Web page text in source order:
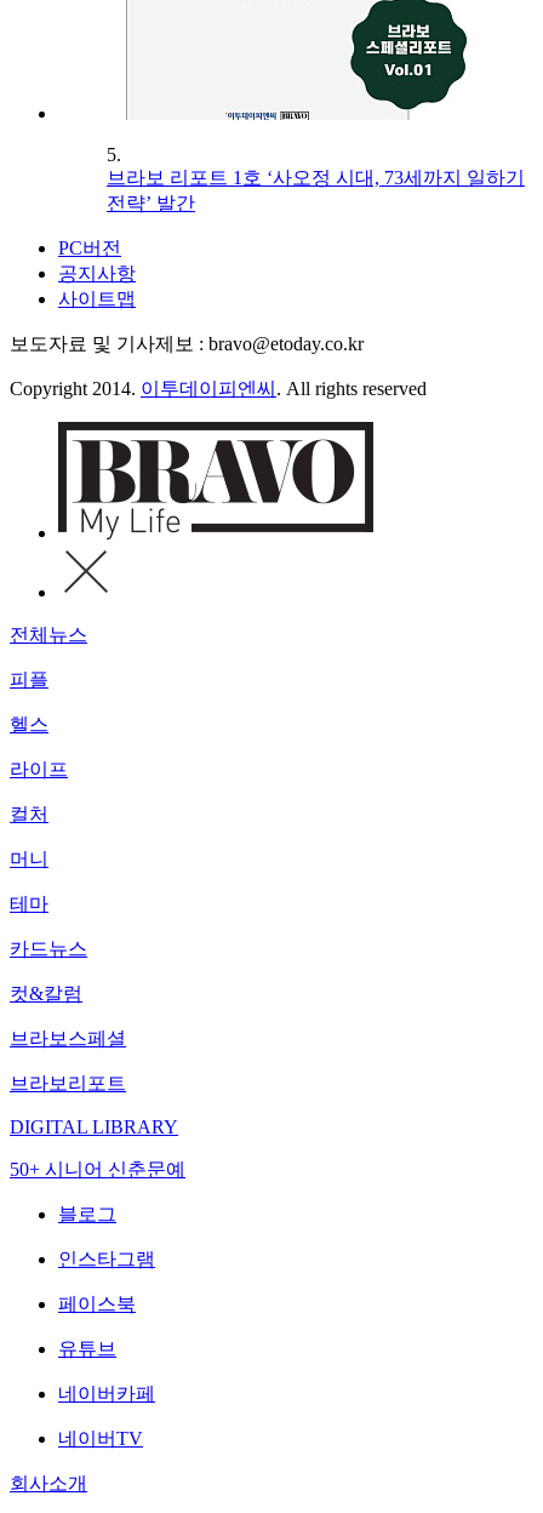
5.
브라보 리포트 1호 ‘사오정 시대, 73세까지 일하기
전략’ 발간
PC버전
공지사항
사이트맵
보도자료 및 기사제보 : bravo@etoday.co.kr
Copyright 2014. 이투데이피엔씨 . All rights reserved
전체뉴스
피플
헬스
라이프
컬처
머니
테마
카드뉴스
컷&칼럼
브라보스페셜
브라보리포트
DIGITAL LIBRARY
50+ 시니어 신춘문예
블로그
인스타그램
페이스북
유튜브
네이버카페
네이버TV
회사소개